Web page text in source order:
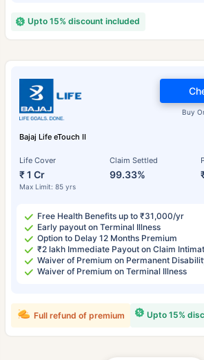
Upto 15% discount included
Bajaj Life eTouch II
Life Cover
₹ 1 Cr
Max Limit: 85 yrs
Claim Settled
99.33%
Buy
Free Health Benefits up to ₹31,000/yr
Early payout on Terminal Illness
Option to Delay 12 Months Premium
₹2 lakh Immediate Payout on Claim
Waiver of Premium on Permanent
Waiver of Premium on Terminal Illness
Upto 15%
Full refund of premium